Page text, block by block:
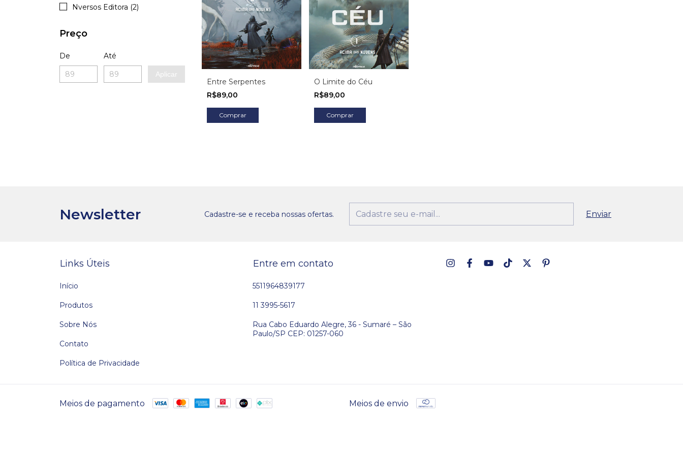
Nversos Editora (2)
Preço
De Até
Aplicar
Entre Serpentes
R$89,00
O Limite do Céu
R$89,00
Newsletter Cadastre-se e receba nossas ofertas.
Links Úteis
Início
Produtos
Sobre Nós
Contato
Política de Privacidade
Entre em contato
5511964839177
11 3995-5617
Rua Cabo Eduardo Alegre, 36 - Sumaré – São
Paulo/SP CEP: 01257-060
Meios de pagamento Meios de envio